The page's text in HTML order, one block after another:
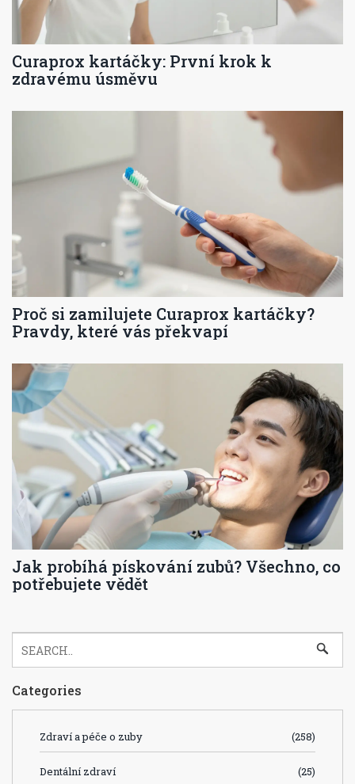
Curaprox kartáčky: První krok k
zdravému úsměvu
Proč si zamilujete Curaprox kartáčky?
Pravdy, které vás překvapí
Jak probíhá pískování zubů? Všechno, co
potřebujete vědět
Categories
Zdraví a péče o zuby (258)
Dentální zdraví (25)